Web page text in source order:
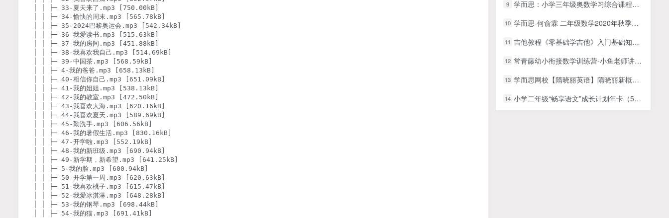
│ │ ├─ 33-夏天来了.mp3 [750.00kB]
│ │ ├─ 34-愉快的周末.mp3 [565.78kB]
│ │ ├─ 35-2024巴黎奥运会.mp3 [542.34kB]
│ │ ├─ 36-我爱读书.mp3 [515.63kB]
│ │ ├─ 37-我的房间.mp3 [451.88kB]
│ │ ├─ 38-我喜欢我自己.mp3 [514.69kB]
│ │ ├─ 39-中国茶.mp3 [568.59kB]
│ │ ├─ 4-我的爸爸.mp3 [658.13kB]
│ │ ├─ 40-相信你自己.mp3 [651.09kB]
│ │ ├─ 41-我的姐姐.mp3 [538.13kB]
│ │ ├─ 42-我的教室.mp3 [472.50kB]
│ │ ├─ 43-我喜欢大海.mp3 [620.16kB]
│ │ ├─ 44-我喜欢夏天.mp3 [589.69kB]
│ │ ├─ 45-勤洗手.mp3 [606.56kB]
│ │ ├─ 46-我的暑假生活.mp3 [830.16kB]
│ │ ├─ 47-开学啦.mp3 [552.19kB]
│ │ ├─ 48-我的新班级.mp3 [690.94kB]
│ │ ├─ 49-新学期，新希望.mp3 [641.25kB]
│ │ ├─ 5-我的脸.mp3 [600.94kB]
│ │ ├─ 50-开学第一周.mp3 [620.63kB]
│ │ ├─ 51-我喜欢桃子.mp3 [615.47kB]
│ │ ├─ 52-我爱冰淇淋.mp3 [648.28kB]
│ │ ├─ 53-我的钢琴.mp3 [698.44kB]
│ │ ├─ 54-我的猫.mp3 [691.41kB]
9 学而思：小学三年级奥数学习综合课程合集（春季班+暑假班+寒假班+秋季班）完整版MP4视频课
10 学而思-何俞霖 二年级数学2020年秋季培优勤思班
11 吉他教程《零基础学吉他》入门基础知识教学视频
12 常青藤幼小衔接数学训练营-小鱼老师讲解数学幼升小学习知识点48课时百度网盘下载
13 学而思网校【隋晓丽英语】隋晓丽新概念英语之直击中考课堂
14 小学二年级“畅享语文”成长计划年卡（5—8级）【44讲】MP4视频百度网盘下载，学而思网校出品